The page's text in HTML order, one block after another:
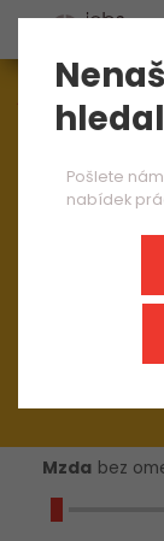
Aktuálně
Mzda bez
Pošlete
nabídek